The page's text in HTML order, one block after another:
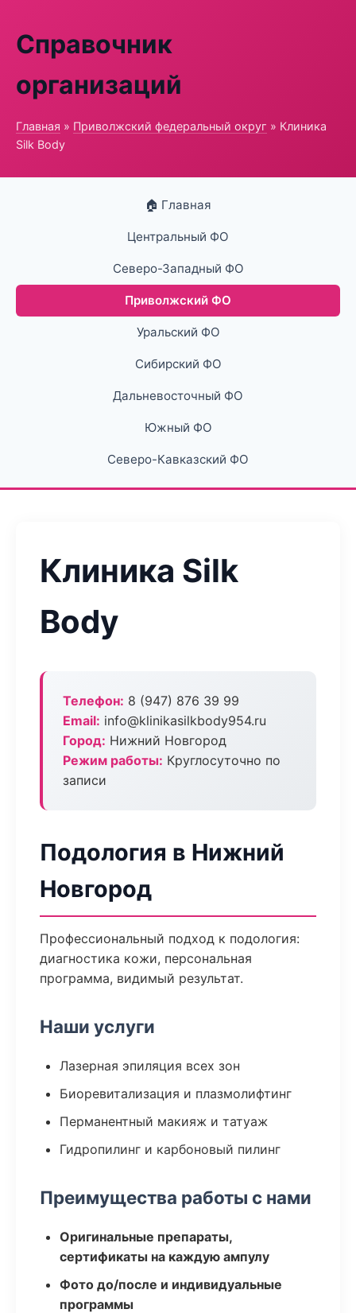
Справочник
организаций
Главная » Приволжский федеральный округ » Клиника
Silk Body
🏠 Главная
Центральный ФО
Северо-Западный ФО
Приволжский ФО
Уральский ФО
Сибирский ФО
Дальневосточный ФО
Южный ФО
Северо-Кавказский ФО
Клиника Silk
Body
Телефон: 8 (947) 876 39 99
Email: info@klinikasilkbody954.ru
Город: Нижний Новгород
Режим работы: Круглосуточно по
записи
Подология в Нижний
Новгород
Профессиональный подход к подология:
диагностика кожи, персональная
программа, видимый результат.
Наши услуги
Лазерная эпиляция всех зон
Биоревитализация и плазмолифтинг
Перманентный макияж и татуаж
Гидропилинг и карбоновый пилинг
Преимущества работы с нами
Оригинальные препараты,
сертификаты на каждую ампулу
Фото до/после и индивидуальные
программы